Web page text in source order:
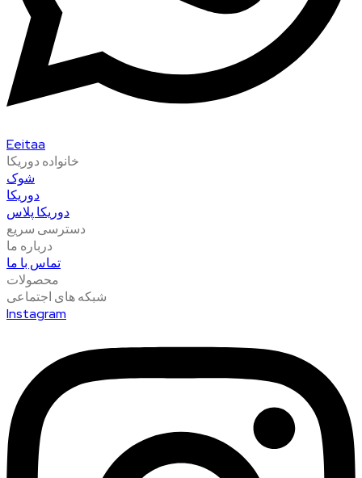
Eeitaa
خانواده دوریکا
شوک
دوریکا
دوریکا پلاس
دسترسی سریع
درباره ما
تماس با ما
محصولات
شبکه های اجتماعی
Instagram